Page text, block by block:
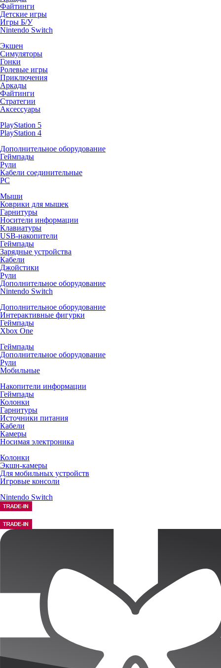
Файтинги
Детские игры
Игры Б/У
Nintendo Switch
Экшен
Симуляторы
Гонки
Ролевые игры
Приключения
Аркады
Файтинги
Стратегии
Аксессуары
PlayStation 5
PlayStation 4
Дополнительное оборудование
Геймпады
Рули
Кабели соединительные
PC
Мыши
Коврики для мышек
Гарнитуры
Носители информации
Клавиатуры
USB-накопители
Геймпады
Зарядные устройства
Кабели
Джойстики
Рули
Дополнительное оборудование
Nintendo Switch
Дополнительное оборудование
Интерактивные фигурки
Геймпады
Xbox One
Геймпады
Дополнительное оборудование
Рули
Мобильные
Накопители информации
Геймпады
Колонки
Гарнитуры
Источники питания
Кабели
Камеры
Носимая электроника
Колонки
Экшн-камеры
Для мобильных устройств
Игровые консоли
Nintendo Switch